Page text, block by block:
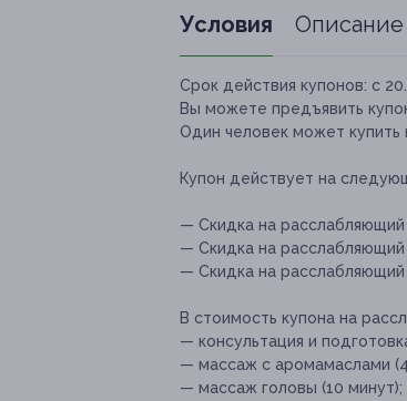
Условия Описание
Срок действия купонов: с
Вы можете предъявить
Один человек может купить
Купон действует на
— Скидка на расслабляющий
— Скидка на расслабляющий
— Скидка на расслабляющий
В стоимость купона на
— консультация и
— массаж с аромамаслами
— массаж головы (10 минут);